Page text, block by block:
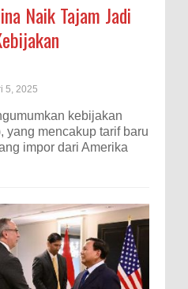
Naik Tajam Jadi
5, 2025
kebijakan
yang mencakup tarif baru
impor dari Amerika